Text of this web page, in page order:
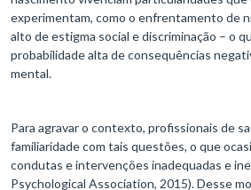
experimentam, como o enfrentamento de
alto de estigma social e discriminação – o
probabilidade alta de consequências
mental.
Para agravar o contexto, profissionais de
familiaridade com tais questões, o que
condutas e intervenções inadequadas e
Psychological Association, 2015). Desse